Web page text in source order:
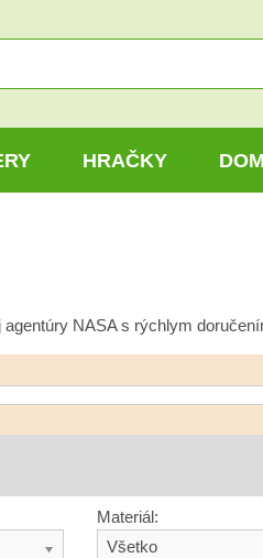
HRAČKY
NASA s rýchlym
Materiál:
Všetko